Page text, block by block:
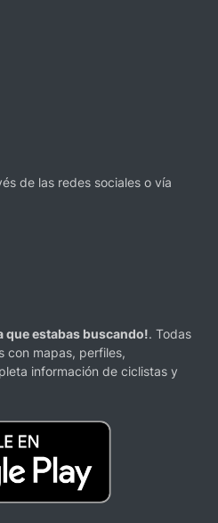
de las redes sociales o vía
que estabas buscando!. Todas
con mapas, perfiles,
información de ciclistas y